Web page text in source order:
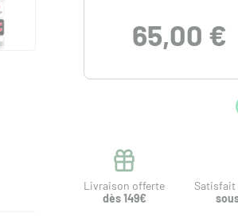
65,00 €
Livraison offerte
dès 149€
Satisfait